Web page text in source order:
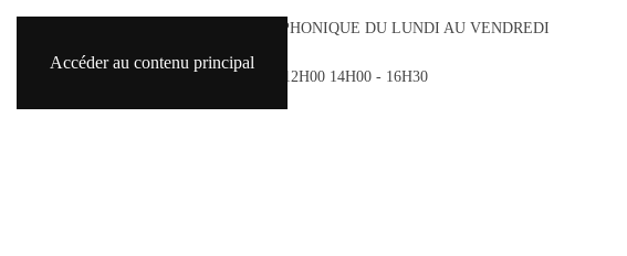
Accéder au contenu principal
ACCUEIL TÉLÉPHONIQUE DU LUNDI AU VENDREDI
8H30 - 18H30
SAMEDI 9H00 - 12H00 14H00 - 16H30